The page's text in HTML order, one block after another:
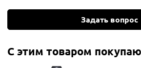
Задать вопрос
С этим товаром